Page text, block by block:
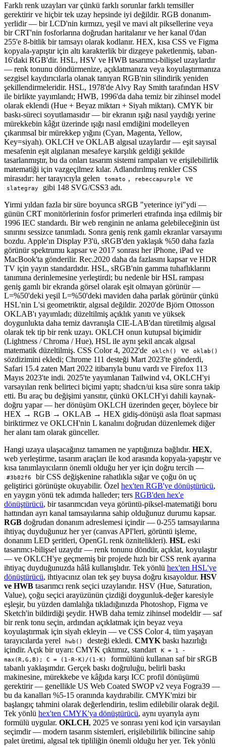
Farklı renk uzayları var çünkü farklı sorunlar farklı temsiller
gerektirir ve hiçbir tek uzay hepsinde iyi değildir. RGB donanım-
yerlidir — bir LCD'nin kırmızı, yeşil ve mavi alt piksellerine veya
bir CRT'nin fosforlarına doğrudan haritalanır ve her kanal 0'dan
255'e 8-bitlik bir tamsayı olarak kodlanır. HEX, kısa CSS ve Figma
kopyala-yapıştır için altı karakterlik bir dizgeye paketlenmiş, taban-
16'daki RGB'dir. HSL, HSV ve HWB tasarımcı-bilişsel uzaylardır
— renk tonunu döndürmenize, açıklatmanıza veya koyulaştırmanıza
sezgisel kaydırıcılarla olanak tanıyan RGB'nin silindirik yeniden
şekillendirmeleridir. HSL, 1978'de Alvy Ray Smith tarafından HSV
ile birlikte yayımlandı; HWB, 1996'da daha temiz bir zihinsel model
olarak eklendi (Hue + Beyaz miktarı + Siyah miktarı). CMYK bir
baskı-süreci soyutlamasıdır — bir ekranın ışığı nasıl yaydığı yerine
mürekkebin kâğıt üzerinde ışığı nasıl emdiğini modelleyen
çıkarımsal bir mürekkep yığını (Cyan, Magenta, Yellow,
Key=siyah). OKLCH ve OKLAB algısal uzaylardır — eşit sayısal
mesafenin eşit algılanan mesafeye karşılık geldiği şekilde
tasarlanmıştır, bu da onları tasarım sistemi rampaları ve erişilebilirlik
matematiği için vazgeçilmez kılar. Adlandırılmış renkler CSS
mirasıdır: her tarayıcıyla gelen
tomato , rebeccapurple ve
slategray
gibi 148 SVG/CSS3 adı.
Yirmi yıldan fazla bir süre boyunca sRGB "yeterince iyi"ydi —
günün CRT monitörlerinin fosfor primerleri etrafında inşa edilmiş bir
1996 IEC standardı. Bir web renginin ne anlama gelebileceğinin üst
sınırını sessizce tanımladı. Sonra geniş renk gamlı ekranlar varsayımı
bozdu. Apple'ın Display P3'ü, sRGB'den yaklaşık %50 daha fazla
görünür spektrumu kapsar ve 2017 sonrası her iPhone, iPad ve
MacBook'ta gönderilir. Rec.2020 daha da fazlasını kapsar ve HDR
TV için yayın standardıdır. HSL, sRGB'nin gamma tuhaflıklarını
tanımına derinlemesine yerleştirdi; bu nedenle bir HSL rampası
geniş gamlı bir ekranda görsel olarak eşit olmayan görünür —
L=%50'deki yeşil L=%50'deki maviden daha parlak görünür çünkü
HSL'nin L'si geometriktir, algısal değildir. 2020'de Björn Ottosson
OKLAB'ı yayımladı; düzeltilmiş açıklık yanıtı ve yüksek
doygunlukta daha temiz davranışla CIE-LAB'dan türetilmiş algısal
olarak tek tip bir renk uzayı. OKLCH onun kutupsal biçimidir
(Lightness / Chroma / Hue), HSL ile aynı şekil ancak algısal
matematik düzeltilmiş. CSS Color 4, 2022'de
oklch() ve oklab()
sözdizimini ekledi; Chrome 111 desteği Mart 2023'te gönderdi,
Safari 15.4 zaten Mart 2022 itibarıyla bunu vardı ve Firefox 113
Mayıs 2023'te indi. 2025'te yayımlanan Tailwind v4, OKLCH'yi
varsayılan renk belirteci biçimi yaptı; shadcn/ui kısa süre sonra takip
etti. Bu araç bu değişimi yansıtır, çünkü OKLCH'yi dahili kaynak-
doğru yapar — her dönüşüm OKLCH üzerinden geçer, böylece bir
HEX → RGB → OKLAB → HEX gidiş-dönüşü asla float sapması
biriktirmez ve OKLCH'nin L kanalını doğrudan düzenlemek diğer
her alanı tam olarak günceller.
Hangi uzaya ulaşacağınız tamamen ne yaptığınıza bağlıdır. HEX,
web yerleştirme, tasarım araçları ile kod arasında kopyala-yapıştır ve
kısa tanımlayıcıların önemli olduğu her yer için doğru tercih —
#3b82f6
bir CSS değişkenine rahatlıkla sığar ve çoğu ön uç
geliştirici görünüşte okuyabilir. Özel hex'ten RGB'ye dönüştürücü,
en yaygın yönü tek adımda halleder; ters RGB'den hex'e
dönüştürücü, bir tasarımcıdan veya görüntü-piksel-matematiği boru
hattından ayrı kanal tamsayılarına sahip olduğunuz durumu kapsar.
RGB doğrudan donanım adreslemesi içindir — 0-255 tamsayılarına
ihtiyaç duyduğunuz her yer (canvas API'leri, görüntü işleme,
donanım LED şeritleri, OpenGL renk öznitelikleri). HSL eski
tasarımcı-bilişsel uzaydır — renk tonunu döndür, açıklat, koyulaştır
— ve OKLCH'ye geçmemiş bir projede hızlı bir CSS renk ayarına
ihtiyaç duyduğunuzda hâlâ kullanışlıdır. Tek yönlü hex'ten HSL'ye
dönüştürücü, ihtiyacınız olan tek şey buysa doğru kısayoldur. HSV
ve HWB tasarımcı renk seçici uzaylarıdır. HSV (Hue, Saturation,
Value), çoğu seçici arayüzünün çizdiği doygunluk-değer karesiyle
eşleşir, bu yüzden damlalığa tıkladığınızda Photoshop, Figma ve
Sketch'in bildirdiği şeydir. HWB daha temiz zihinsel modeldir — saf
bir renk tonu seçin, ardından açıklatmak için beyaz veya
koyulaştırmak için siyah ekleyin — ve CSS Color 4, tüm yaşayan
tarayıcılarda yerel
hwb() desteği ekledi. CMYKbaskı hazırlığı
içindir. Açık bir uyarı: CMYK çıktımız, standart
K = 1 -
max(R,G,B); C = (1-R-K)/(1-K)
formülünü kullanan saf bir sRGB
tabanlı yaklaşımdır. Gerçek baskı doğruluğu, belirli baskı
makinesine, mürekkebe ve kâğıda karşı ICC profil dönüşümü
gerektirir — genellikle US Web Coated SWOP v2 veya Fogra39 —
bu da kanalları %5-15 oranında kaydırabilir. CMYK'mizi bir
başlangıç tahmini olarak değerlendirin, teslim edilebilir olarak değil.
Tek yönlü hex'ten CMYK'ya dönüştürücü, aynı uyarıyla aynı
formülü uygular. OKLCH, 2025 ve sonrası yeni kod için varsayılan
seçimdir — modern tasarım sistemleri, erişilebilirlik bilincine sahip
palet üretimi, algısal tek tipliliğin önemli olduğu her yer. Tek yönlü